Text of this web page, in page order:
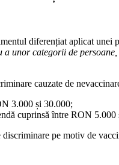
diferențiat aplicat unei
unor categorii de persoane,
cauzate de
3.000 și 30.000;
cuprinsă între RON 5.000
pe motiv de